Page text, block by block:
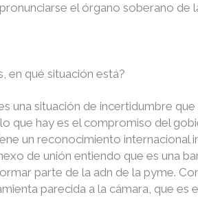
el órgano soberano de
en qué situación está?
situación de incertidumbre
que hay es el compromiso del
un reconocimiento
de unión entiendo que es una
parte de la adn de la pyme.
parecida a la cámara, que